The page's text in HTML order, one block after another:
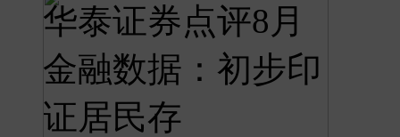
华泰证券点评8月
金融数据：初步印
证居民存